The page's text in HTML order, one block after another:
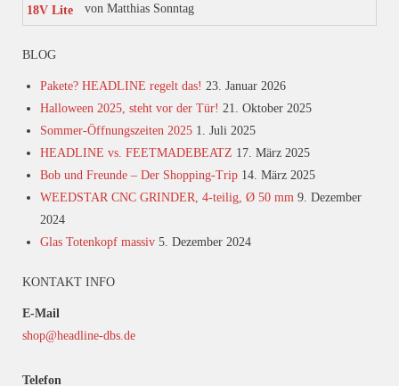
Bewertet mit
von Matthias Sonntag
BLOG
Pakete? HEADLINE regelt das! 23. Januar 2026
Halloween 2025, steht vor der Tür! 21. Oktober 2025
Sommer-Öffnungszeiten 2025 1. Juli 2025
HEADLINE vs. FEETMADEBEATZ 17. März 2025
Bob und Freunde – Der Shopping-Trip 14. März 2025
WEEDSTAR CNC GRINDER, 4-teilig, Ø 50 mm 9. Dezember
2024
Glas Totenkopf massiv 5. Dezember 2024
KONTAKT INFO
E-Mail
shop@headline-dbs.de
Telefon